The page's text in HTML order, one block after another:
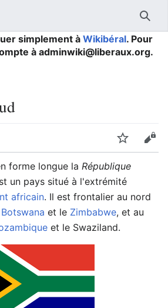
simplement à Wikibéral. Pour
à adminwiki@liberaux.org.
Suivre
forme longue la République
un pays situé à l'extrémité
africain. Il est frontalier au nord
Botswana et le Zimbabwe, et au
et le Swaziland.